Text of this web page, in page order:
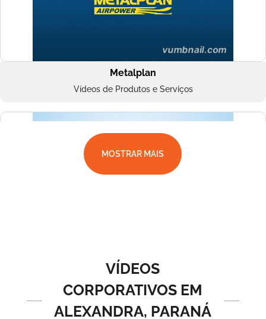
Metalplan
Vídeos de Produtos e Serviços
MOSTRAR MAIS
VÍDEOS
CORPORATIVOS EM
ALEXANDRA, PARANÁ